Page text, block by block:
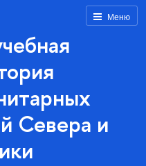
Меню
Севера и